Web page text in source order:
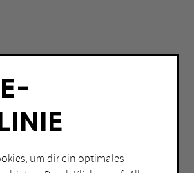
um dir ein optimales